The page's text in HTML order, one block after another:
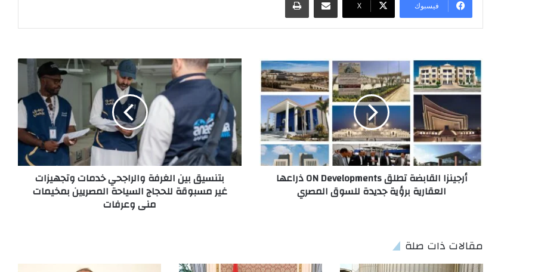
فيسبوك X
أرجينزا القابضة تطلق ON Developments ذراعها
العقارية برؤية جديدة للسوق المصري
بتنسيق بين الغرفة والراجحي خدمات وتجهيزات
غير مسبوقة للحجاج السياحة المصريين بمخيمات
منى وعرفات
مقالات ذات صلة